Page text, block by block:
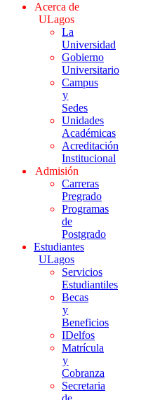
Acerca de
ULagos
La
Universidad
Gobierno
Universitario
Campus
y
Sedes
Unidades
Académicas
Acreditación
Institucional
Admisión
Carreras
Pregrado
Programas
de
Postgrado
Estudiantes
ULagos
Servicios
Estudiantiles
Becas
y
Beneficios
IDelfos
Matrícula
y
Cobranza
Secretaria